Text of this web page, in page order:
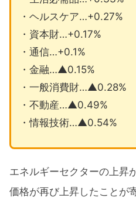
・ヘルスケア…+0.27%
・資本財…+0.17%
・通信…+0.1%
・金融…▲0.15%
・一般消費財…▲0.28%
・不動産…▲0.49%
・情報技術…▲0.54%
エネルギーセクターの上昇
価格が再び上昇したことが